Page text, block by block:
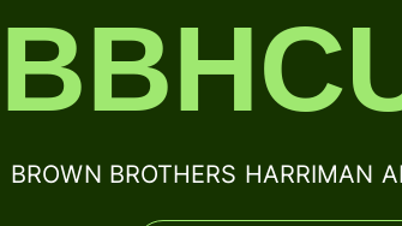
BROWN BROTHERS HARRIMAN